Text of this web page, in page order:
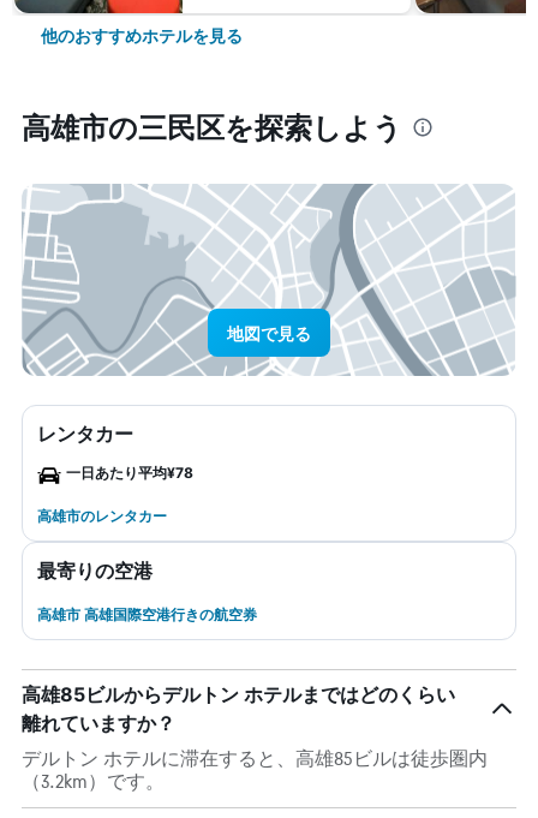
他のおすすめホテルを見る
高雄市​の三民区​を探索しよう
地図で見る
レンタカー
一日あたり平均¥78
高雄市のレンタカー
最寄りの空港
高雄市 高雄国際空港行きの航空券
高雄85ビルからデルトン ホテルまではどのくらい
離れていますか？
デルトン ホテルに滞在すると、高雄85ビルは徒歩圏内
（3.2km）です。